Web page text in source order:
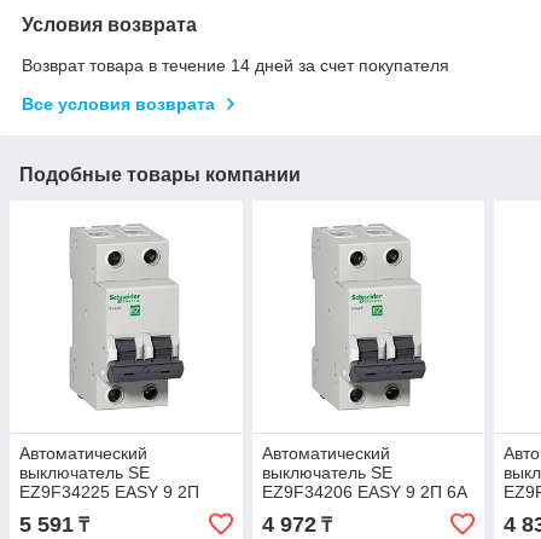
Условия возврата
Возврат товара в течение 14 дней за счет покупателя
Все условия возврата
Подобные товары компании
Автоматический
выключатель SE
EZ9F34225 EASY 9 2П
25А С 4.5кА 230В
5 591 ₸
Автоматический
выключатель SE
EZ9F34206 EASY 9 2П 6А
С 4.5кА 230В
4 972₸ 4